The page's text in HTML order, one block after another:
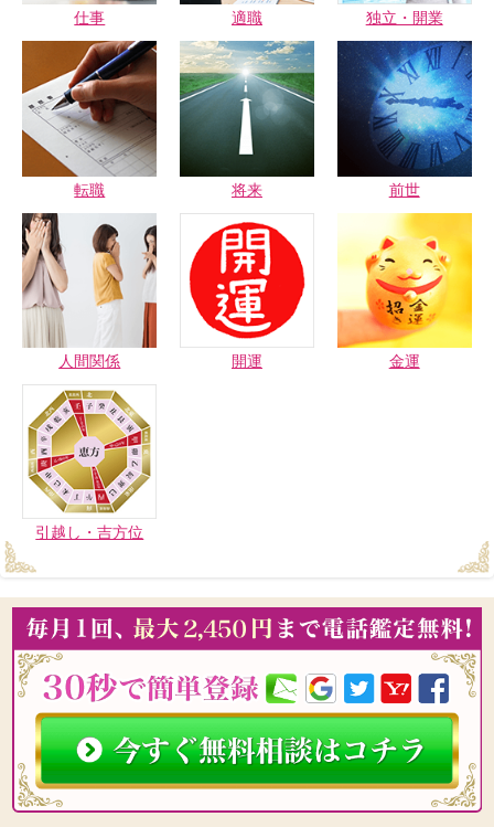
仕事 適職 独立・開業
転職 将来 前世
人間関係 開運 金運
引越し・吉方位